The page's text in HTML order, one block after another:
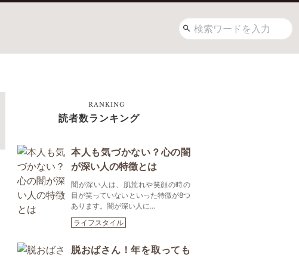
RANKING
読者数ランキング
本人も気づかない？心の闇
が深い人の特徴とは
闇が深い人は、肌荒れや笑顔の時の
目が笑っていないといった特徴が8つ
あります。闇が深い人に...
ライフスタイル
脱おばさん！年を取っても